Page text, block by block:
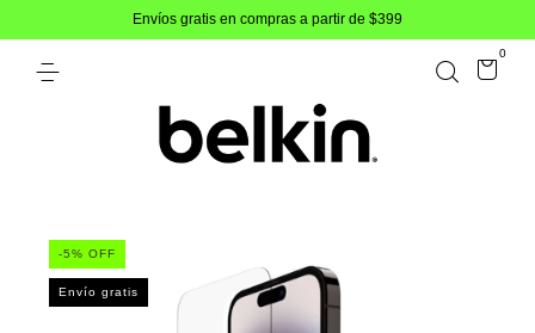
Envíos gratis en compras a partir de $399
0
-5% OFF
Envío gratis